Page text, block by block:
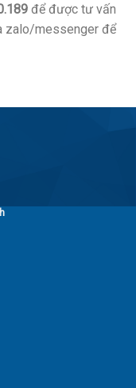
để được tư vấn
zalo/messenger để